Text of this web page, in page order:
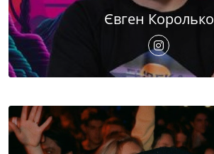
Євген Королько